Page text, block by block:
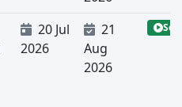
20 Jul
2026
21
Aug
2026